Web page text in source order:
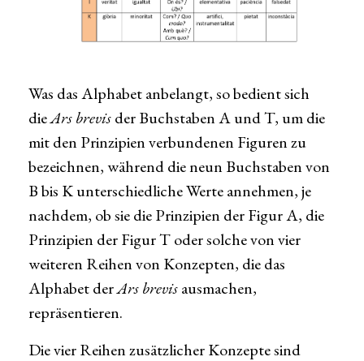
Was das Alphabet anbelangt, so bedient sich
dieArs brevisder Buchstaben A und T, um die
mit den Prinzipien verbundenen Figuren zu
bezeichnen, während die neun Buchstaben von
B bis K unterschiedliche Werte annehmen, je
nachdem, ob sie die Prinzipien der Figur A, die
Prinzipien der Figur T oder solche von vier
weiteren Reihen von Konzepten, die das
Alphabet derArs brevisausmachen,
repräsentieren.
Die vier Reihen zusätzlicher Konzepte sind